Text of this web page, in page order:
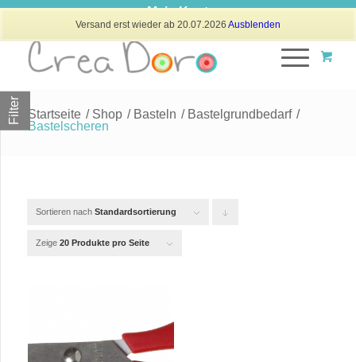
Mein Konto
Startseite / Shop / Basteln / Bastelgrundbedarf /
Bastelscheren
Sortieren nach Standardsortierung
Zeige 20 Produkte pro Seite
Filter
Versand erst wieder ab 20.07.2026 Ausblenden